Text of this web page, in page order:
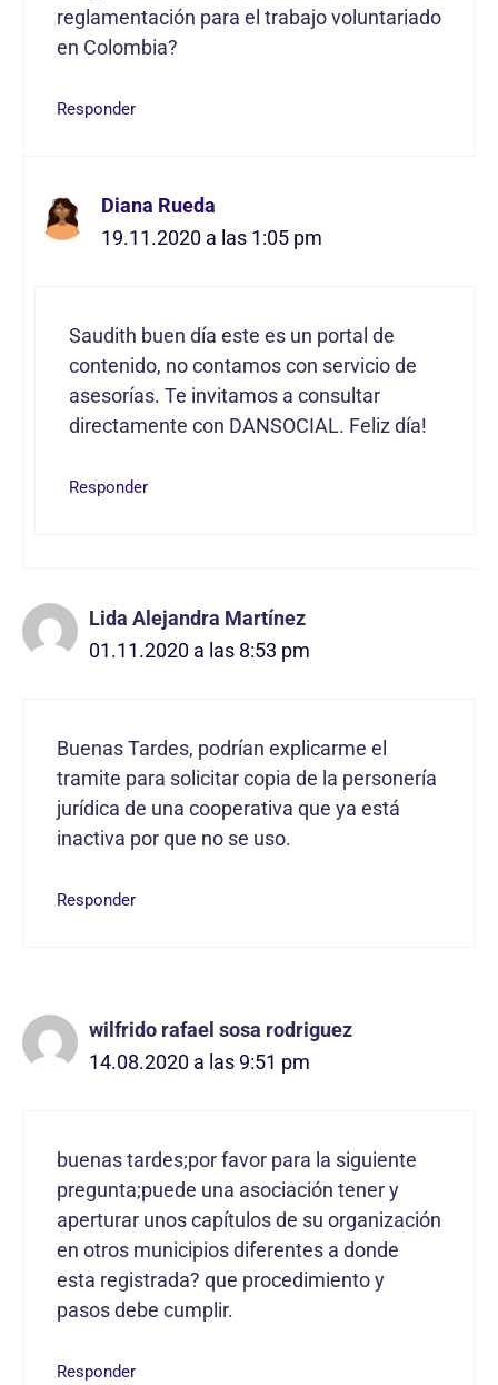
reglamentación para el trabajo voluntariado
en Colombia?
Responder
Diana Rueda
19.11.2020 a las 1:05 pm
Saudith buen día este es un portal de
contenido, no contamos con servicio de
asesorías. Te invitamos a consultar
directamente con DANSOCIAL. Feliz día!
Responder
Lida Alejandra Martínez
01.11.2020 a las 8:53 pm
Buenas Tardes, podrían explicarme el
tramite para solicitar copia de la personería
jurídica de una cooperativa que ya está
inactiva por que no se uso.
Responder
wilfrido rafael sosa rodriguez
14.08.2020 a las 9:51 pm
buenas tardes;por favor para la siguiente
pregunta;puede una asociación tener y
aperturar unos capítulos de su organización
en otros municipios diferentes a donde
esta registrada? que procedimiento y
pasos debe cumplir.
Responder